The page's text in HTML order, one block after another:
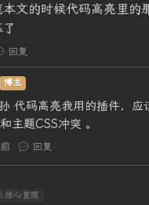
本文的时候代码高亮里的
回复
博主
代码高亮我用的插件，应
主题CSS冲突 。
回复
推心置腹